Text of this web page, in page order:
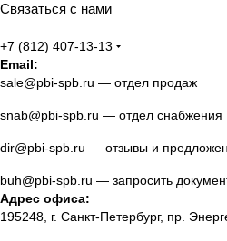
Связаться с нами
+7 (812) 407-13-13
Email:
sale@pbi-spb.ru — отдел продаж
snab@pbi-spb.ru — отдел снабжения
dir@pbi-spb.ru — отзывы и
buh@pbi-spb.ru — запросить
Адрес офиса:
195248, г. Санкт-Петербург, пр.